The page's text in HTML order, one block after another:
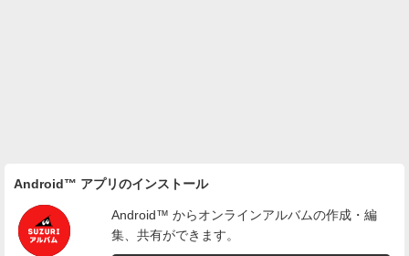
Android™ アプリのインストール
Android™ からオンラインアルバムの作成・編
集、共有ができます。